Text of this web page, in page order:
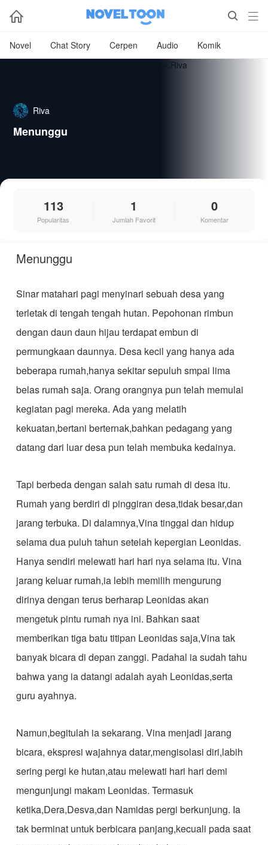
  
Novel Chat Story Cerpen Audio Komik
Riva
Menunggu
113
Popularitas
1
Jumlah Favorit
0
Komentar
Menunggu
Sinar matahari pagi menyinari sebuah desa yang
terletak di tengah tengah hutan. Pepohonan rimbun
dengan daun daun hijau terdapat embun di
permungkaan daunnya. Desa kecil yang hanya ada
beberapa rumah,hanya sekitar sepuluh smpai lima
belas rumah saja. Orang orangnya pun telah memulai
kegiatan pagi mereka. Ada yang melatih
kekuatan,bertani berternak,bahkan pedagang yang
datang dari luar desa pun telah membuka kedainya.
Tapi berbeda dengan salah satu rumah di desa itu.
Rumah yang berdiri di pinggiran desa,tidak besar,dan
jarang terbuka. Di dalamnya,Vina tinggal dan hidup
selama dua puluh tahun setelah kepergian Leonidas.
Hanya sendiri melewati hari hari nya selama itu. Vina
jarang keluar rumah,ia lebih memilih mengurung
dirinya dengan terus berharap Leonidas akan
mengetuk pintu rumah nya ini. Bahkan saat
memberikan tiga batu titipan Leonidas saja,Vina tak
banyak bicara di depan zanggi. Padahal ia sudah tahu
bahwa yang ia datangi adalah ayah Leonidas,serta
guru ayahnya.
Namun,begitulah ia sekarang. Vina menjadi jarang
bicara, ekspresi wajahnya datar,mengisolasi diri,labih
sering pergi ke hutan,atau melewati hari hari demi
mengunjungi makam Leonidas. Termasuk
ketika,Dera,Desva,dan Namidas pergi berkunjung. Ia
tak berminat untuk berbicara panjang,kecuali pada saat